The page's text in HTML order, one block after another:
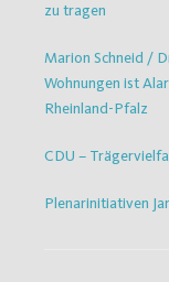
zu tragen
Marion Schneid /
Wohnungen ist
Rheinland-Pfalz
CDU –
Plenarinitiativen